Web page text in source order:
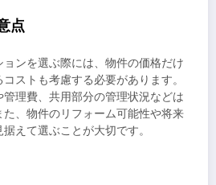
点
ンを選ぶ際には、物件の価格だけ
ストも考慮する必要があります。
理費、共用部分の管理状況などは
、物件のリフォーム可能性や将来
えて選ぶことが大切です。